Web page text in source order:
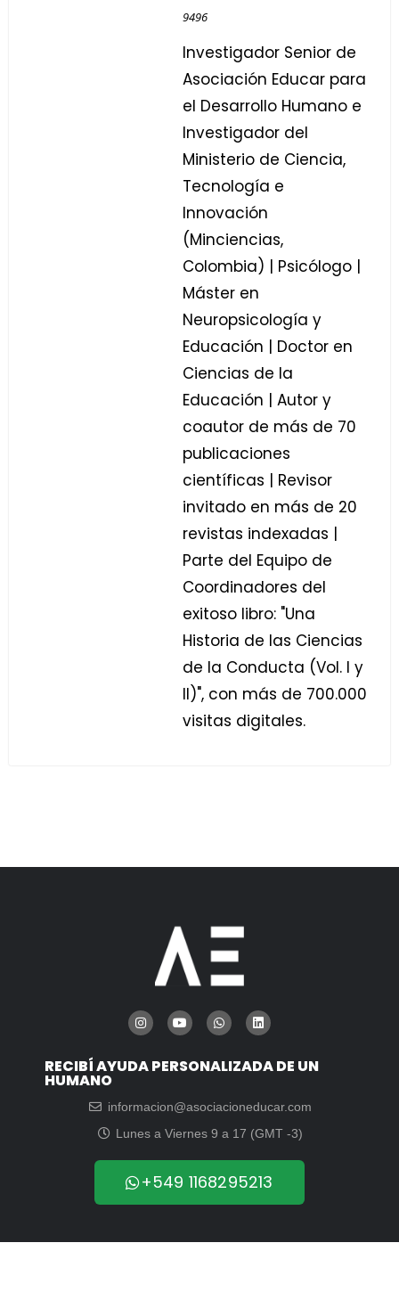
9496
Investigador Senior de
Asociación Educar para
el Desarrollo Humano e
Investigador del
Ministerio de Ciencia,
Tecnología e
Innovación
(Minciencias,
Colombia) | Psicólogo |
Máster en
Neuropsicología y
Educación | Doctor en
Ciencias de la
Educación | Autor y
coautor de más de 70
publicaciones
científicas | Revisor
invitado en más de 20
revistas indexadas |
Parte del Equipo de
Coordinadores del
exitoso libro: "Una
Historia de las Ciencias
de la Conducta (Vol. I y
II)", con más de 700.000
visitas digitales.
RECIBÍ AYUDA PERSONALIZADA DE UN
HUMANO
informacion@asociacioneducar.com
Lunes a Viernes 9 a 17 (GMT -3)
+549 1168295213